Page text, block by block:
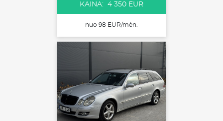
KAINA: 4 350 EUR
nuo 98 EUR/mėn.